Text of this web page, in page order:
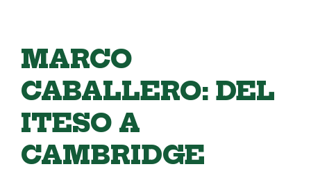
MARCO
CABALLERO: DEL
ITESO A
CAMBRIDGE